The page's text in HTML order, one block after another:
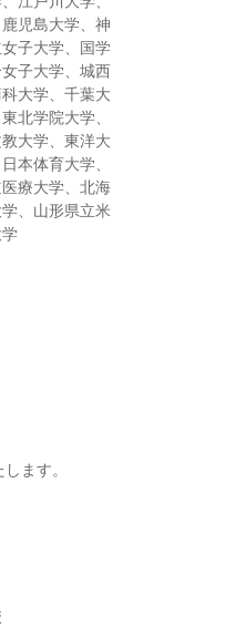
児島大学、神
子大学、国学
子大学、城西
大学、千葉大
北学院大学、
大学、東洋大
本体育大学、
療大学、北海
、山形県立米
ます。